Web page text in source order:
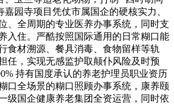
嘉园寺项目凭仗市属国企的硬核实力、
、全周期的专业医养办事系统，同时支
入住。严酷按照国际通用的日常糊口能
食材溯源、餐具消毒、食物留样等轨
任，实现无感监护取颠仆风险及时预
持有国度承认的养老护理员职业资历
口全场景的糊口照顾办事系统，康养颐
级国企健康养老集团全资运营，同时依